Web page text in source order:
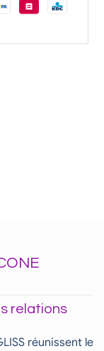
relations
réunissent le